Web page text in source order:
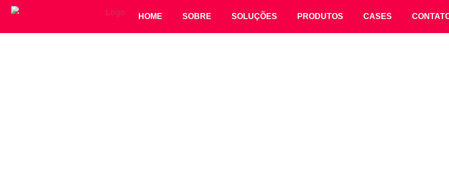
HOME SOBRE SOLUÇÕES PRODUTOS CASES